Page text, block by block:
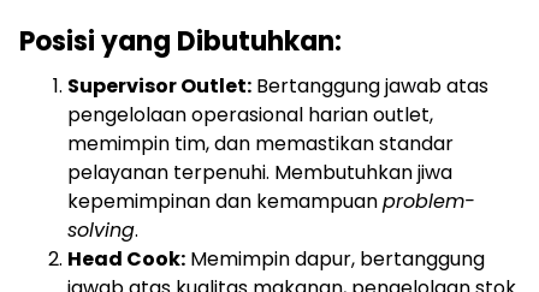
Posisi yang Dibutuhkan:
Supervisor Outlet: Bertanggung jawab atas
pengelolaan operasional harian outlet,
memimpin tim, dan memastikan standar
pelayanan terpenuhi. Membutuhkan jiwa
kepemimpinan dan kemampuanproblem-
solving.
Head Cook: Memimpin dapur, bertanggung